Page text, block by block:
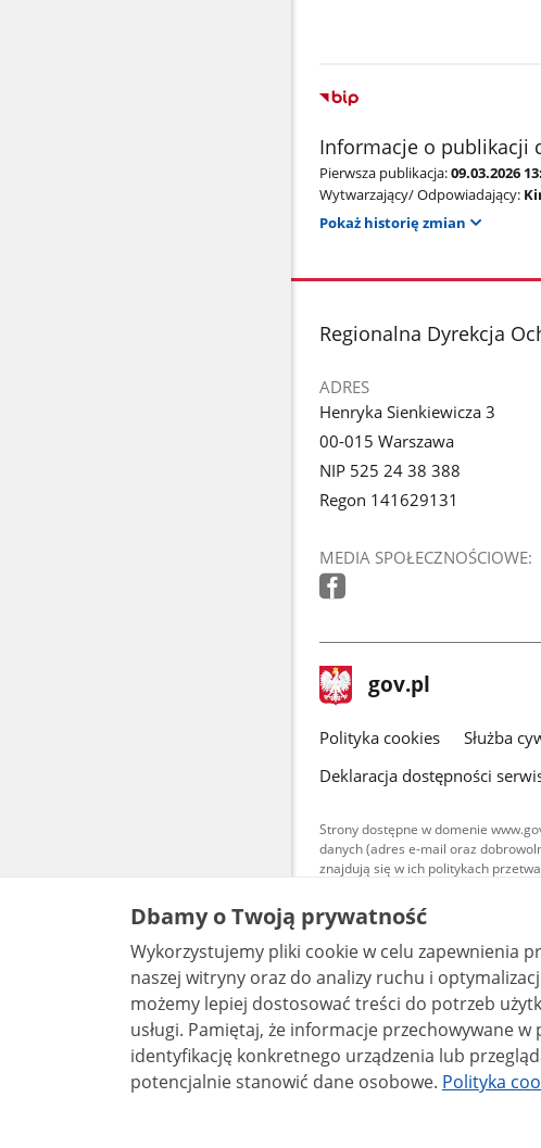
Informacje o publikacji
Pierwsza publikacja:09.03.2026
Wytwarzający/ Odpowiadający:
Pokaż historię zmian
stopka
Regionalna Dyrekcja
ADRES
Henryka Sienkiewicza 3
00-015 Warszawa
NIP 525 24 38 388
Regon 141629131
MEDIA SPOŁECZNOŚCIOWE:
stopka
gov.pl Strona
gov.pl
gov.pl
Polityka cookies Służba
Deklaracja dostępności
Strony dostępne w domenie
danych (adres e-mail oraz
znajdują się w ich politykach
Treści tekstowe
udostępniane na
warunkach 4.0 (CC
są udostępniane na
bez utworów
Dbamy o Twoją prywatność
Wykorzystujemy pliki cookie w celu zapewnienia
naszej witryny oraz do analizy ruchu i optymalizacji
możemy lepiej dostosować treści do potrzeb
usługi. Pamiętaj, że informacje przechowywane w plikach cookie mogą pozwalać na
identyfikację konkretnego urządzenia lub
potencjalnie stanowić dane osobowe. Polityka